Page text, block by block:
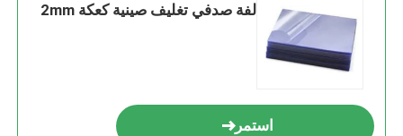
لفة صدفي تغليف صينية كعكة 2mm
استمر